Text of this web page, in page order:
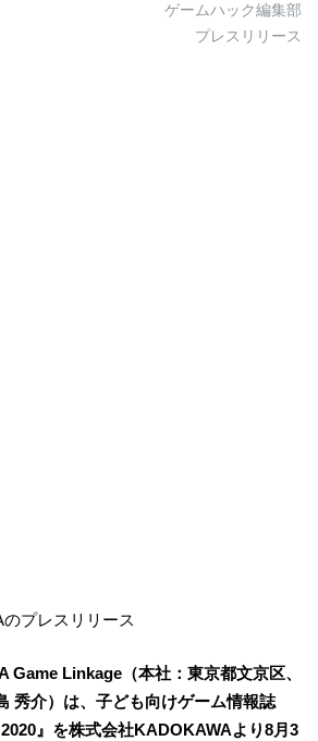
ゲームハック編集部
プレスリリース
プレスリリース
Game Linkage（本社：東京都文京区、
秀介）は、子ども向けゲーム情報誌
』を株式会社KADOKAWAより8月3